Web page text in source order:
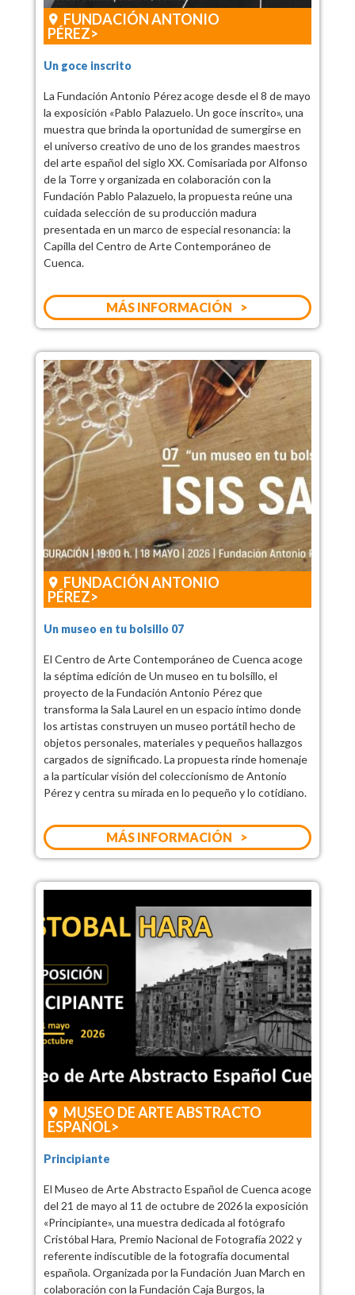
FUNDACIÓN ANTONIO
PÉREZ
Un goce inscrito
La Fundación Antonio Pérez acoge desde el 8 de mayo
la exposición «Pablo Palazuelo. Un goce inscrito», una
muestra que brinda la oportunidad de sumergirse en
el universo creativo de uno de los grandes maestros
del arte español del siglo XX. Comisariada por Alfonso
de la Torre y organizada en colaboración con la
Fundación Pablo Palazuelo, la propuesta reúne una
cuidada selección de su producción madura
presentada en un marco de especial resonancia: la
Capilla del Centro de Arte Contemporáneo de
Cuenca.
MÁS INFORMACIÓN
FUNDACIÓN ANTONIO
PÉREZ
Un museo en tu bolsillo 07
El Centro de Arte Contemporáneo de Cuenca acoge
la séptima edición de Un museo en tu bolsillo, el
proyecto de la Fundación Antonio Pérez que
transforma la Sala Laurel en un espacio íntimo donde
los artistas construyen un museo portátil hecho de
objetos personales, materiales y pequeños hallazgos
cargados de significado. La propuesta rinde homenaje
a la particular visión del coleccionismo de Antonio
Pérez y centra su mirada en lo pequeño y lo cotidiano.
MÁS INFORMACIÓN
MUSEO DE ARTE ABSTRACTO
ESPAÑOL
Principiante
El Museo de Arte Abstracto Español de Cuenca acoge
del 21 de mayo al 11 de octubre de 2026 la exposición
«Principiante», una muestra dedicada al fotógrafo
Cristóbal Hara, Premio Nacional de Fotografía 2022 y
referente indiscutible de la fotografía documental
española. Organizada por la Fundación Juan March en
colaboración con la Fundación Caja Burgos, la